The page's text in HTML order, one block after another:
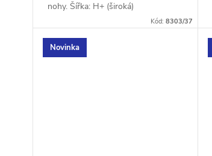
nohy. Šířka: H+ (široká)
Kód:8303/37
Novinka